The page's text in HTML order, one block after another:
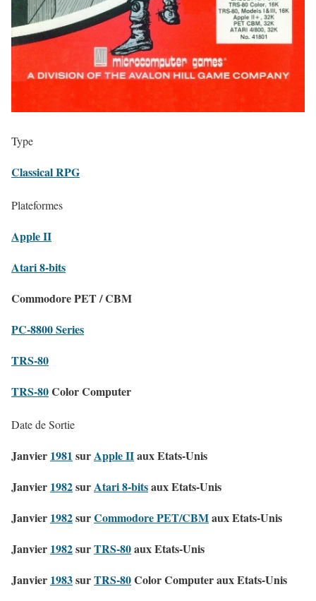
Type
Classical RPG
Plateformes
Apple II
Atari 8-bits
Commodore PET / CBM
PC-8800 Series
TRS-80
TRS-80Color Computer
Date de Sortie
Janvier 1981 sur Apple IIaux Etats-Unis
Janvier 1982sur Atari 8-bitsaux Etats-Unis
Janvier 1982surCommodore PET/CBMaux Etats-Unis
Janvier 1982surTRS-80aux Etats-Unis
Janvier 1983surTRS-80Color Computer aux Etats-Unis